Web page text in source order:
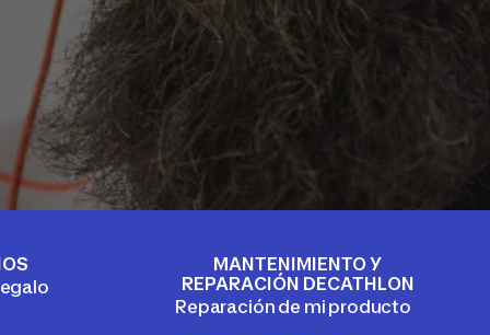
MANTENIMIENTO Y
REPARACIÓN DECATHLON
Reparación de mi producto